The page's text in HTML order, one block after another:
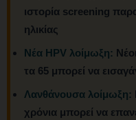
ιστορία screening
ηλικίας
Νέα HPV λοίμωξη:
τα 65 μπορεί να
Λανθάνουσα λοίμωξη:
χρόνια μπορεί να